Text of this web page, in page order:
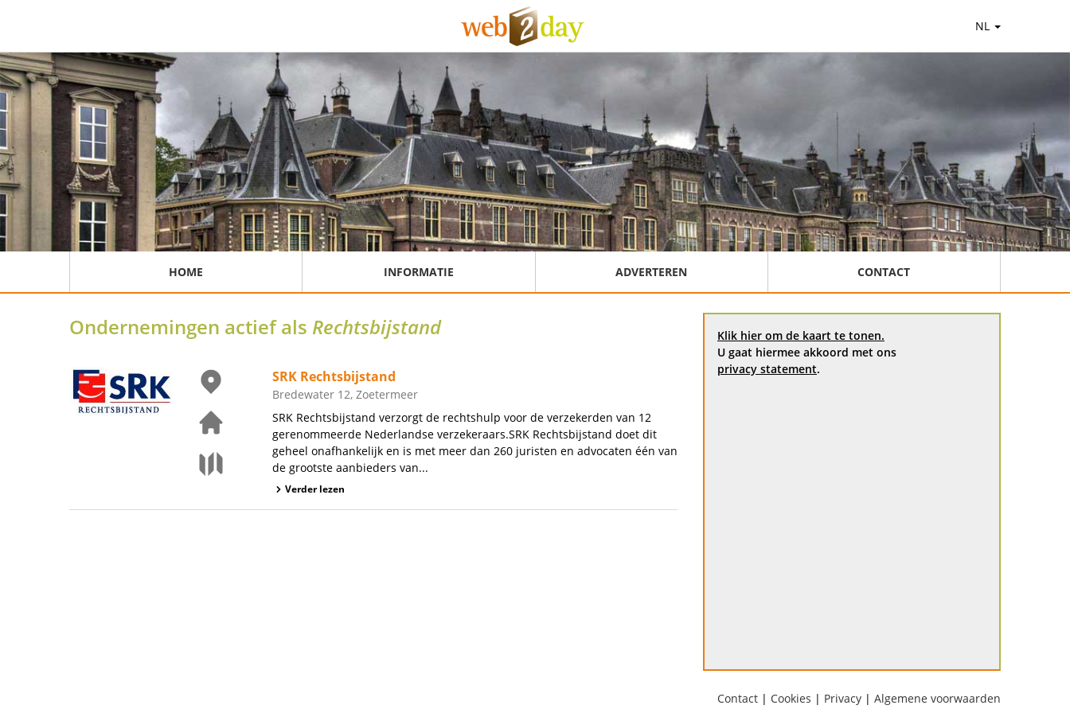
NL
HOME INFORMATIE ADVERTEREN CONTACT
Ondernemingen actief als Rechtsbijstand
SRK Rechtsbijstand
Bredewater 12, Zoetermeer
SRK Rechtsbijstand verzorgt de rechtshulp voor de verzekerden van 12
gerenommeerde Nederlandse verzekeraars.SRK Rechtsbijstand doet dit
geheel onafhankelijk en is met meer dan 260 juristen en advocaten één van
de grootste aanbieders van...
Verder lezen
Klik hier om de kaart te tonen.
U gaat hiermee akkoord met ons
privacy statement.
Contact | Cookies | Privacy | Algemene voorwaarden